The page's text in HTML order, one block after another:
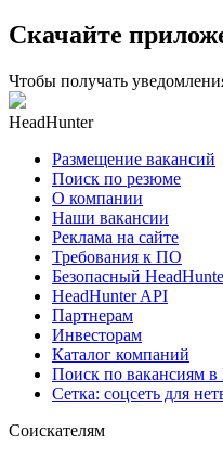
Скачайте
Чтобы получать
HeadHunter
Размещение вакансий
Поиск по резюме
О компании
Наши вакансии
Реклама на сайте
Требования к ПО
Безопасный
HeadHunter API
Партнерам
Инвесторам
Каталог компаний
Поиск по вакансиям в
Сетка: соцсеть для
Соискателям